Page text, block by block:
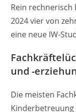
Rein rechnerisch
2024 vier von
eine neue IW-
und -
Die meisten
Kinderbetreuung